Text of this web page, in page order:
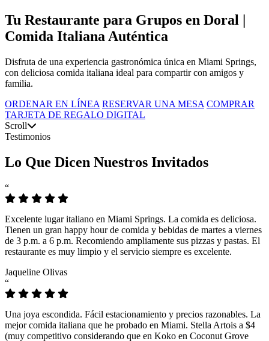
Tu Restaurante para Grupos en Doral |
Comida Italiana Auténtica
Disfruta de una experiencia gastronómica única en Miami Springs,
con deliciosa comida italiana ideal para compartir con amigos y
familia.
ORDENAR EN LÍNEA RESERVAR UNA MESA COMPRAR
TARJETA DE REGALO DIGITAL
Scroll
Testimonios
Lo Que Dicen Nuestros Invitados
“
Excelente lugar italiano en Miami Springs. La comida es deliciosa.
Tienen un gran happy hour de comida y bebidas de martes a viernes
de 3 p.m. a 6 p.m. Recomiendo ampliamente sus pizzas y pastas. El
restaurante es muy limpio y el servicio siempre es excelente.
Jaqueline Olivas
“
Una joya escondida. Fácil estacionamiento y precios razonables. La
mejor comida italiana que he probado en Miami. Stella Artois a $4
(muy competitivo considerando que en Koko en Coconut Grove